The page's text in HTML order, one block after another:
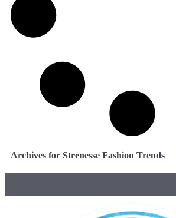
Archives for Strenesse Fashion Trends